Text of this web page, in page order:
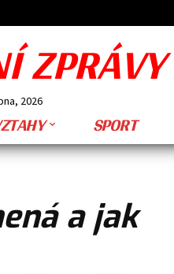
ZPRÁVY
2026 SPORT
a jak